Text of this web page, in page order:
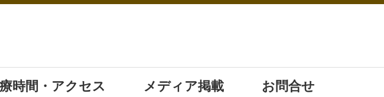
時間・アクセス メディア掲載 お問合せ